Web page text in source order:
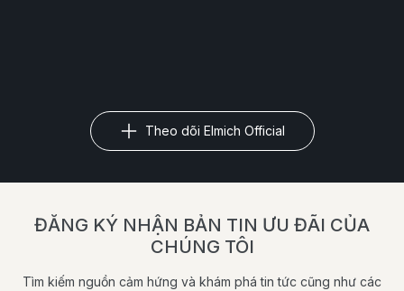
Theo dõi Elmich Official
ĐĂNG KÝ NHẬN BẢN TIN ƯU ĐÃI CỦA
CHÚNG TÔI
Tìm kiếm nguồn cảm hứng và khám phá tin tức cũng như các